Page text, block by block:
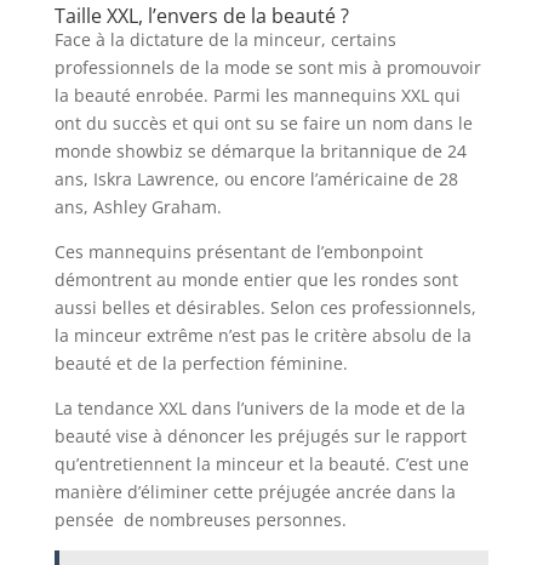
Taille XXL, l’envers de la beauté ?
Face à la dictature de la minceur, certains
professionnels de la mode se sont mis à promouvoir
la beauté enrobée. Parmi les mannequins XXL qui
ont du succès et qui ont su se faire un nom dans le
monde showbiz se démarque la britannique de 24
ans, Iskra Lawrence, ou encore l’américaine de 28
ans, Ashley Graham.
Ces mannequins présentant de l’embonpoint
démontrent au monde entier que les rondes sont
aussi belles et désirables. Selon ces professionnels,
la minceur extrême n’est pas le critère absolu de la
beauté et de la perfection féminine.
La tendance XXL dans l’univers de la mode et de la
beauté vise à dénoncer les préjugés sur le rapport
qu’entretiennent la minceur et la beauté. C’est une
manière d’éliminer cette préjugée ancrée dans la
pensée de nombreuses personnes.